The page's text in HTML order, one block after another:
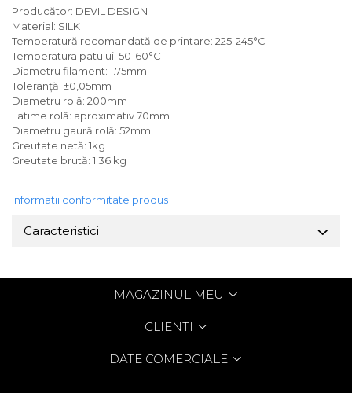
Producător: DEVIL DESIGN
Material: SILK
Temperatură recomandată de printare: 225-245°C
Temperatura patului: 50-60°C
Diametru filament: 1.75mm
Toleranță: ±0,05mm
Diametru rolă: 200mm
Latime rolă: aproximativ 70mm
Diametru gaură rolă: 52mm
Greutate netă: 1kg
Greutate brută: 1.36 kg
Informatii conformitate produs
Caracteristici
MAGAZINUL MEU
CLIENTI
DATE COMERCIALE